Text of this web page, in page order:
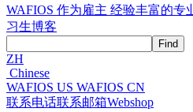
WAFIOS 作为雇主 经验丰富的专
习生博客
ZH
Chinese
WAFIOS US WAFIOS CN
联系电话联系邮箱Webshop